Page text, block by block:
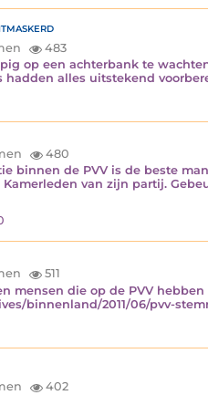
483
op een achterbank te
alles uitstekend
480
binnen de PVV is de beste
van zijn partij.
511
mensen die op de PVV
binnenland/2011/06/pvv-
402